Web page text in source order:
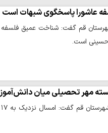
عاشورا پاسخگوی شبهات است
قم گفت: شناخت عمیق
حسینی است.
مهر تحصیلی میان